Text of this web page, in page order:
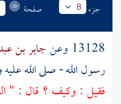
جزء 8 صفحة
13128 وعن جابر بن
رسول الله - صلى الله
فقيل : وكيف ؟ قال : "